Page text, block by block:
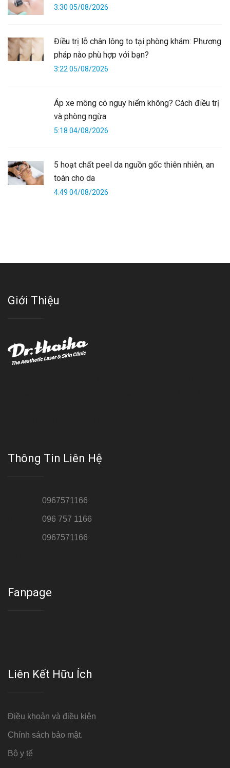
3:30 05/08/2026
Điều trị lỗ chân lông to tại phòng khám: Phương
pháp nào phù hợp với bạn?
3:22 05/08/2026
Áp xe mông có nguy hiểm không? Cách điều trị
và phòng ngừa
5:18 04/08/2026
5 hoạt chất peel da nguồn gốc thiên nhiên, an
toàn cho da
4:49 04/08/2026
Giới Thiệu
Thông Tin Liên Hệ
0967571166
096 757 1166
0967571166
Fanpage
Liên Kết Hữu Ích
Điều khoản và điều kiện
Chính sách bảo mật.
Bộ y tế